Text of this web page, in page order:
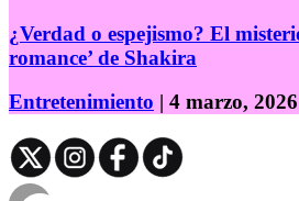
¿Verdad o espejismo? El
romance’ de Shakira
Entretenimiento | 4 marzo, 2026